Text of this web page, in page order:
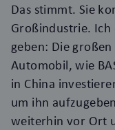
Das stimmt. Sie
Großindustrie. Ich
geben: Die
Automobil, wie
in China
um ihn
weiterhin vor Ort